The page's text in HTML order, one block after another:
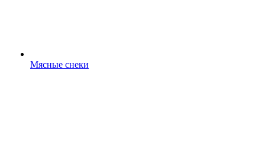
Мясные снеки